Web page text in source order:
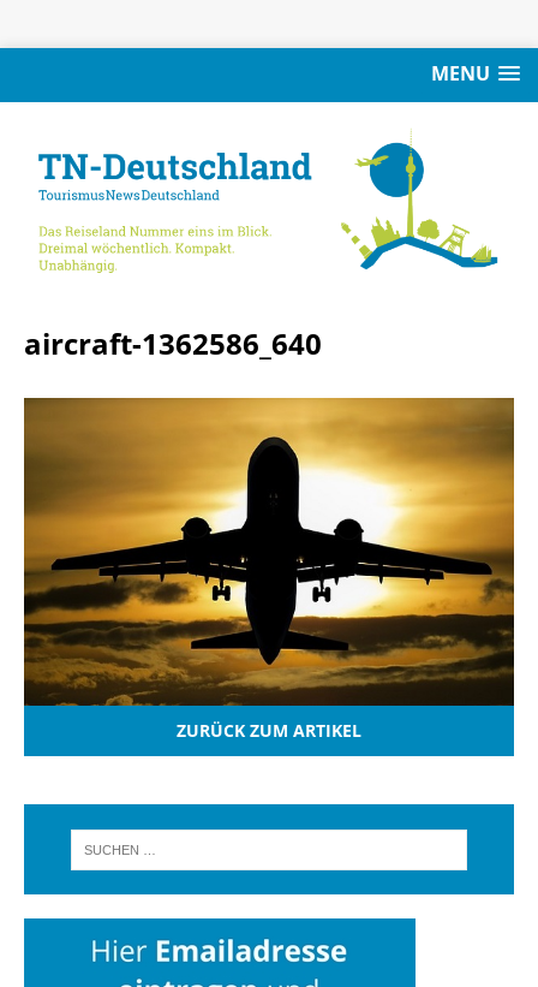
MENU
aircraft-1362586_640
ZURÜCK ZUM ARTIKEL